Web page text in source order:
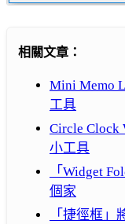
相關文章：
Mini Memo
工具
Circle Clock
小工具
「Widget
個家
「捷徑框